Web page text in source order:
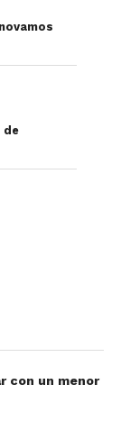
de
con un menor